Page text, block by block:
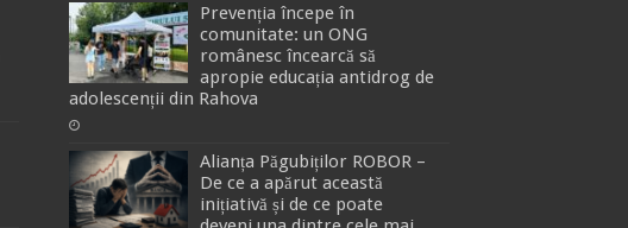
Prevenția începe în
comunitate: un ONG
românesc încearcă să
apropie educația antidrog de
adolescenții din Rahova
Alianța Păgubiților ROBOR –
De ce a apărut această
inițiativă și de ce poate